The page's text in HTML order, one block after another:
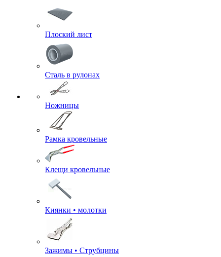
Плоский лист
Сталь в рулонах
Ножницы
Рамка кровельные
Клещи кровельные
Киянки • молотки
Зажимы • Струбцины